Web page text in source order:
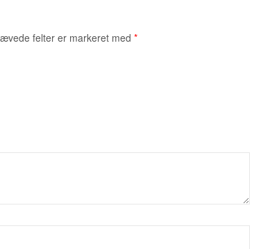
felter er markeret med *